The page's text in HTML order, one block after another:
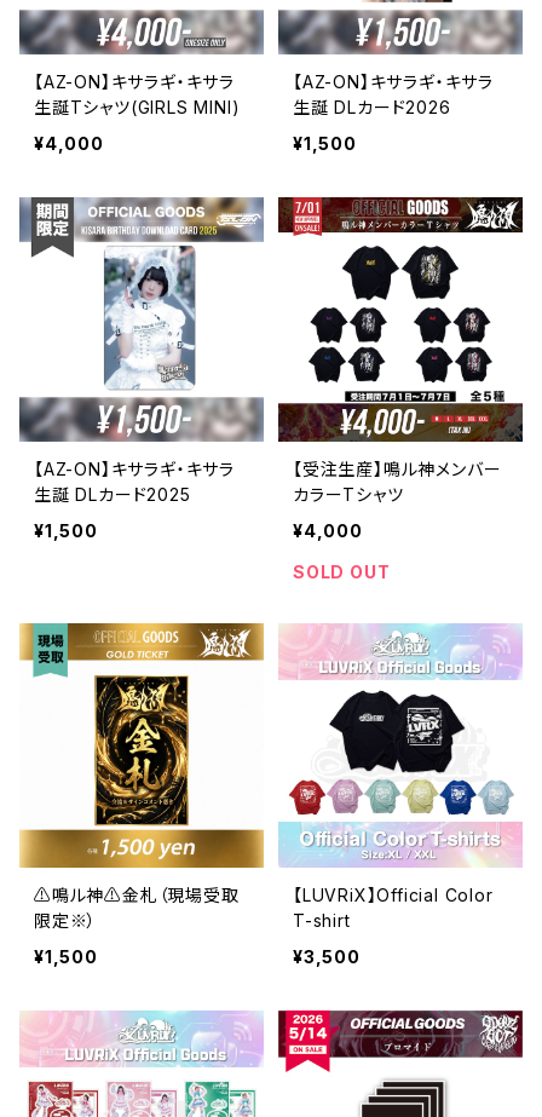
【AZ-ON】キサラギ・キサラ
生誕Tシャツ(GIRLS MINI)
¥4,000
【AZ-ON】キサラギ・キサラ
生誕 DLカード2026
¥1,500
【AZ-ON】キサラギ・キサラ
生誕 DLカード2025
¥1,500
【受注生産】鳴ル神メンバー
カラーTシャツ
¥4,000
SOLD OUT
⚠️鳴ル神⚠️金札（現場受取
限定※）
¥1,500
【LUVRiX】Official Color
T-shirt
¥3,500